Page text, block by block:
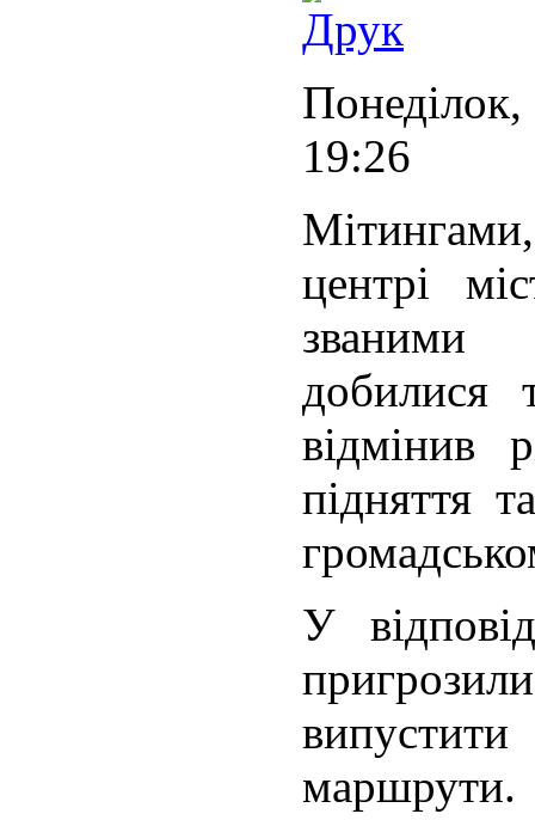
19:26
центрі
званими
добилися
відмінив
підняття
У
маршрути.